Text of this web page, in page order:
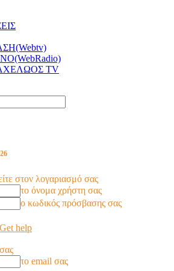
TV
στον λογαριασμό σας
το όνομα χρήστη σας
ο κωδικός πρόσβασης σας
help
το email σας